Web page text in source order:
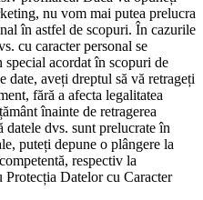
nu vom mai putea prelucra
în astfel de scopuri. În cazurile
cu caracter personal se
special acordat în scopuri de
date, aveți dreptul să vă retrageți
fără a afecta legalitatea
înainte de retragerea
datele dvs. sunt prelucrate în
puteți depune o plângere la
respectiv la
Datelor cu Caracter